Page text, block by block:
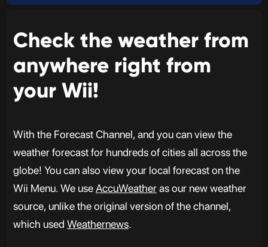
Check the weather from
anywhere right from
your Wii!
With the Forecast Channel, and you can view the
weather forecast for hundreds of cities all across the
globe! You can also view your local forecast on the
Wii Menu. We useAccuWeatheras our new weather
source, unlike the original version of the channel,
which used Weathernews.